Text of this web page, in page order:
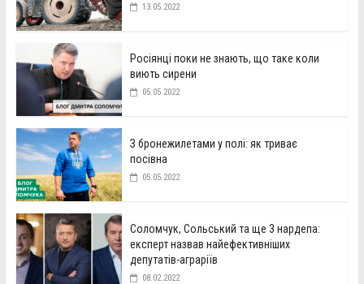
13.05.2022
Росіянці поки не знають, що таке коли
виють сирени
05.05.2022
З бронежилетами у полі: як триває
посівна
05.05.2022
Соломчук, Сольський та ще 3 нардепа:
експерт назвав найефективніших
депутатів-аграріїв
08.02.2022